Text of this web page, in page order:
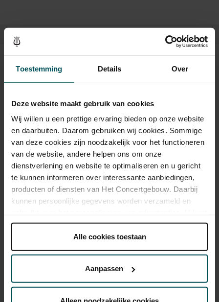
Toestemming Details Over
Deze website maakt gebruik van cookies
Wij willen u een prettige ervaring bieden op onze website
en daarbuiten. Daarom gebruiken wij cookies. Sommige
van deze cookies zijn noodzakelijk voor het functioneren
van de website, andere helpen ons om onze
dienstverlening en website te optimaliseren en u gericht
te kunnen informeren over interessante aanbiedingen,
producten of diensten van Het Concertgebouw. Daarbij
kunnen persoonlijke gegevens worden verzameld en
onder 'aanpassen' zelf welke cookies wij mogen
Lees onze cookieverklaring hier. Lees onze
Via decookieverklaringop onze website kunt u uw
Alle cookies toestaan
Aanpassen
Kaarten
Rang Standaard
Online sprint tot 30 jaar € 16,00
Drankjes zijn niet bij de prijs inbegrepen. Ben je jonger dan
30 jaar? Eventuele sprintkaarten zijn 4 uur van tevoren via de
online bestelflow beschikbaar. Meer informatie over
Prijzen zijn exclusief transactiekosten: € 5 per bestelling. Wilt
kassa@concertgebouw.nl of bel de Concertgebouwlijn op